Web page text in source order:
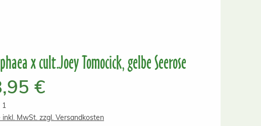
x cult.Joey Tomocick, gelbe Seerose
Preis:€
1
inkl. MwSt. zzgl. Versandkosten